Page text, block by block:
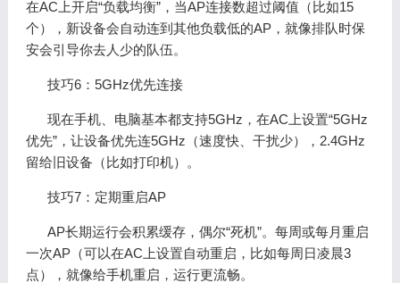
在AC上开启“负载均衡”，当AP连接数超过阈值（比如15
个），新设备会自动连到其他负载低的AP，就像排队时保
安会引导你去人少的队伍。
技巧6：5GHz优先连接
现在手机、电脑基本都支持5GHz，在AC上设置“5GHz
优先”，让设备优先连5GHz（速度快、干扰少），2.4GHz
留给旧设备（比如打印机）。
技巧7：定期重启AP
AP长期运行会积累缓存，偶尔“死机”。每周或每月重启
一次AP（可以在AC上设置自动重启，比如每周日凌晨3
点），就像给手机重启，运行更流畅。